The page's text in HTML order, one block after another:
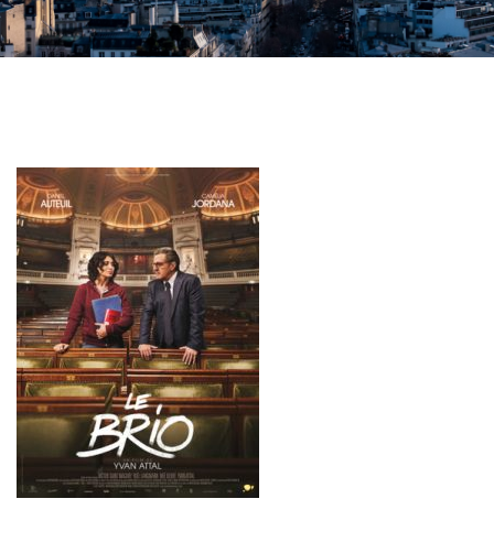
Horror
Misdaad
Musical
Oorlogsfilm
Romantische komedie
Thriller